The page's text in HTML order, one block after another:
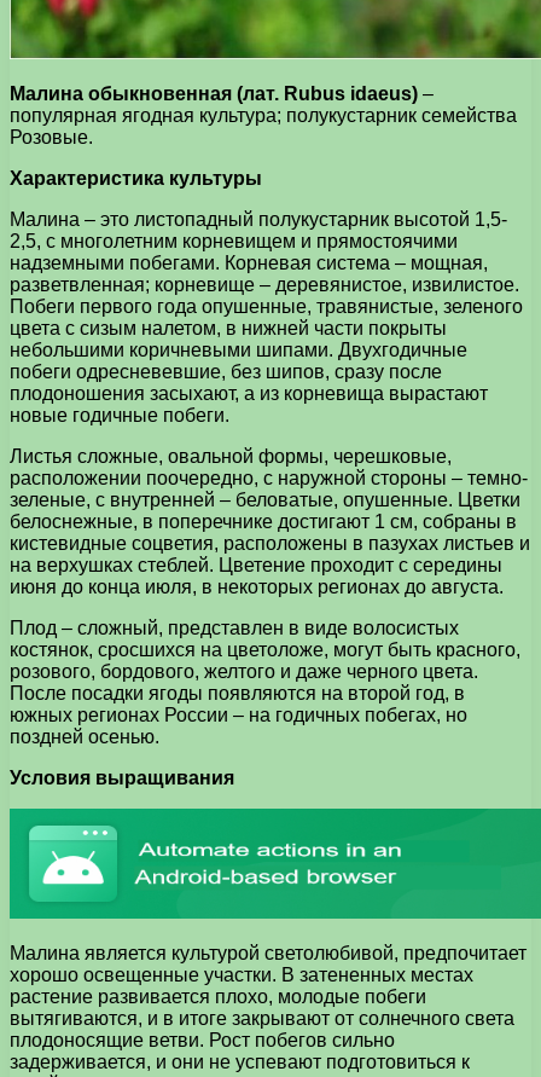
Малина обыкновенная (лат. Rubus idaeus) –
популярная ягодная культура; полукустарник семейства
Розовые.
Характеристика культуры
Малина – это листопадный полукустарник высотой 1,5-
2,5, с многолетним корневищем и прямостоячими
надземными побегами. Корневая система – мощная,
разветвленная; корневище – деревянистое, извилистое.
Побеги первого года опушенные, травянистые, зеленого
цвета с сизым налетом, в нижней части покрыты
небольшими коричневыми шипами. Двухгодичные
побеги одресневевшие, без шипов, сразу после
плодоношения засыхают, а из корневища вырастают
новые годичные побеги.
Листья сложные, овальной формы, черешковые,
расположении поочередно, с наружной стороны – темно-
зеленые, с внутренней – беловатые, опушенные. Цветки
белоснежные, в поперечнике достигают 1 см, собраны в
кистевидные соцветия, расположены в пазухах листьев и
на верхушках стеблей. Цветение проходит с середины
июня до конца июля, в некоторых регионах до августа.
Плод – сложный, представлен в виде волосистых
костянок, сросшихся на цветоложе, могут быть красного,
розового, бордового, желтого и даже черного цвета.
После посадки ягоды появляются на второй год, в
южных регионах России – на годичных побегах, но
поздней осенью.
Условия выращивания
Малина является культурой светолюбивой, предпочитает
хорошо освещенные участки. В затененных местах
растение развивается плохо, молодые побеги
вытягиваются, и в итоге закрывают от солнечного света
плодоносящие ветви. Рост побегов сильно
задерживается, и они не успевают подготовиться к